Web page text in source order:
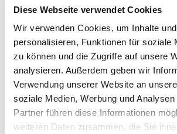
Diese Webseite verwendet Cookies
Wir verwenden Cookies, um Inhalte
personalisieren, Funktionen für soziale
zu können und die Zugriffe auf unsere
analysieren. Außerdem geben wir
Verwendung unserer Website an
soziale Medien, Werbung und
Partner führen diese Informationen
weiteren Daten zusammen, die Sie
Burghausen-Burgkirchen
Kontakt:
Michael Heiduk
Adalbert-Stifter-Str. 7
84561 Mehring
Übungsplatz:
Hintermehring 31
84561 Mehring